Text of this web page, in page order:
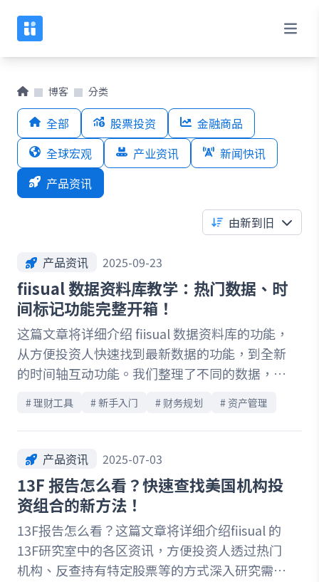
博客 分类
全部 股票投资
金融商品
全球宏观
产业资讯
新闻快讯
产品资讯
由新到旧
产品资讯 2025-09-23
fiisual 数据资料库教学：热门数据、时
间标记功能完整开箱！
这篇文章将详细介绍 fiisual 数据资料库的功能，
从方便投资人快速找到最新数据的功能，到全新
的时间轴互动功能。我们整理了不同的数据，并
据与事件更好的做连结，掌握更多市场背后的故
# 理财工具 # 新手入门 # 财务规划 # 资产管理
产品资讯 2025-07-03
13F 报告怎么看？快速查找美国机构投
资组合的新方法！
13F报告怎么看？这篇文章将详细介绍fiisual 的
13F研究室中的各区资讯，方便投资人透过热门
机构、反查持有特定股票等的方式深入研究需要